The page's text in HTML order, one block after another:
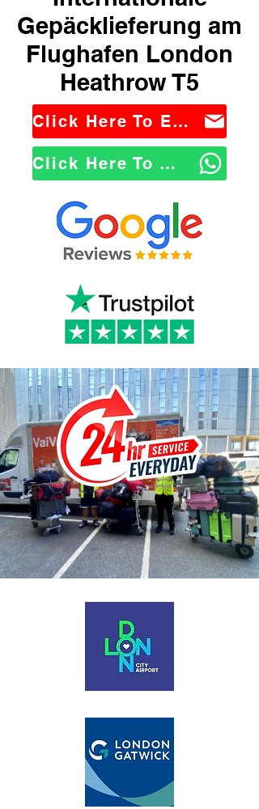
Gepäcklieferung am
Flughafen London
Heathrow T5
Click Here To Email Us
Click Here To WhatsApp Us